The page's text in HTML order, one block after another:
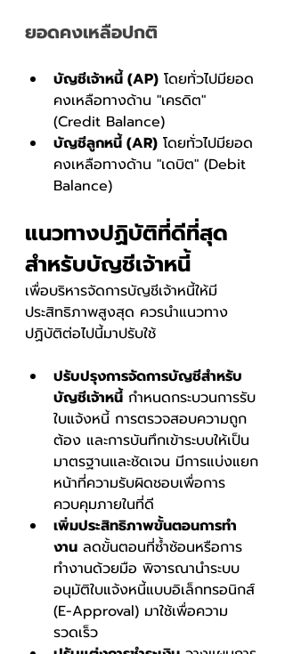
ยอดคงเหลือปกติ
บัญชีเจ้าหนี้ (AP) โดยทั่วไปมียอด
คงเหลือทางด้าน "เครดิต"
(Credit Balance)
บัญชีลูกหนี้ (AR) โดยทั่วไปมียอด
คงเหลือทางด้าน "เดบิต" (Debit
Balance)
แนวทางปฏิบัติที่ดีที่สุด
สําหรับบัญชีเจ้าหนี้
เพื่อบริหารจัดการบัญชีเจ้าหนี้ให้มี
ประสิทธิภาพสูงสุด ควรนำแนวทาง
ปฏิบัติต่อไปนี้มาปรับใช้
ปรับปรุงการจัดการบัญชีสำหรับ
บัญชีเจ้าหนี้ กำหนดกระบวนการรับ
ใบแจ้งหนี้ การตรวจสอบความถูก
ต้อง และการบันทึกเข้าระบบให้เป็น
มาตรฐานและชัดเจน มีการแบ่งแยก
หน้าที่ความรับผิดชอบเพื่อการ
ควบคุมภายในที่ดี
เพิ่มประสิทธิภาพขั้นตอนการทํา
งาน ลดขั้นตอนที่ซ้ำซ้อนหรือการ
ทำงานด้วยมือ พิจารณานำระบบ
อนุมัติใบแจ้งหนี้แบบอิเล็กทรอนิกส์
(E-Approval) มาใช้เพื่อความ
รวดเร็ว